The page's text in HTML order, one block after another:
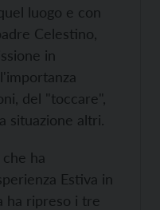
luogo e con
Celestino,
in
del "toccare",
situazione altri.
ha
Estiva in
ha ripreso i tre